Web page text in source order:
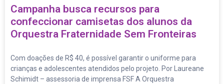
Campanha busca recursos para
confeccionar camisetas dos alunos da
Orquestra Fraternidade Sem Fronteiras
Com doações de R$ 40, é possível garantir o uniforme para
crianças e adolescentes atendidos pelo projeto. Por Laureane
Schimidt – assessoria de imprensa FSF A Orquestra